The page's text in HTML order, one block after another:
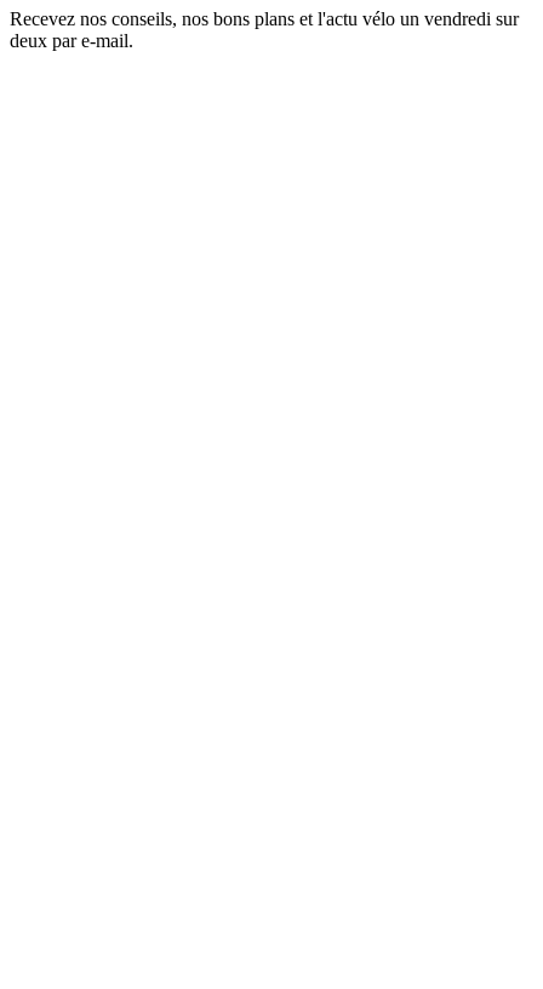
Recevez nos conseils, nos bons plans et l'actu vélo un vendredi sur
deux par e-mail.